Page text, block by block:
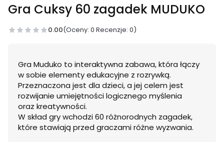
Gra Cuksy 60 zagadek MUDUKO
0.00(Oceny: 0 Recenzje: 0)
Gra Muduko to interaktywna zabawa, która łączy
w sobie elementy edukacyjne z rozrywką.
Przeznaczona jest dla dzieci, a jej celem jest
rozwijanie umiejętności logicznego myślenia
oraz kreatywności.
W skład gry wchodzi 60 różnorodnych zagadek,
które stawiają przed graczami różne wyzwania.